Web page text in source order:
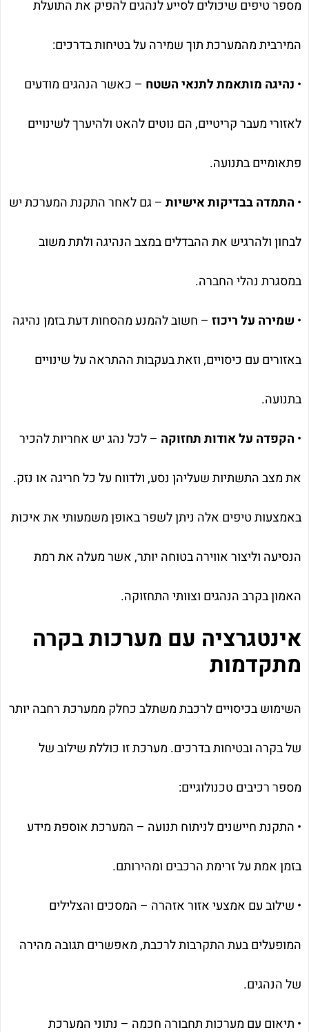
מספר טיפים שיכולים לסייע לנהגים להפיק את התועלת
המירבית מהמערכת תוך שמירה על בטיחות בדרכים:
• נהיגה מותאמת לתנאי השטח – כאשר הנהגים מודעים
לאזורי מעבר קריטיים, הם נוטים להאט ולהיערך לשינויים
פתאומיים בתנועה.
• התמדה בבדיקות אישיות – גם לאחר התקנת המערכת יש
לבחון ולהרגיש את ההבדלים במצב הנהיגה ולתת משוב
במסגרת נהלי החברה.
• שמירה על ריכוז – חשוב להמנע מהסחות דעת בזמן נהיגה
באזורים עם כיסויים, וזאת בעקבות ההתראה על שינויים
בתנועה.
• הקפדה על אודות תחזוקה – לכל נהג יש אחריות להכיר
את מצב התשתיות שעליהן נסע, ולדווח על כל חריגה או נזק.
באמצעות טיפים אלה ניתן לשפר באופן משמעותי את איכות
הנסיעה וליצור אווירה בטוחה יותר, אשר מעלה את רמת
האמון בקרב הנהגים וצוותי התחזוקה.
אינטגרציה עם מערכות בקרה
מתקדמות
השימוש בכיסויים לרכבת משתלב כחלק ממערכת רחבה יותר
של בקרה ובטיחות בדרכים. מערכת זו כוללת שילוב של
מספר רכיבים טכנולוגיים:
• התקנת חיישנים לניתוח תנועה – המערכת אוספת מידע
בזמן אמת על זרימת הרכבים ומהירותם.
• שילוב עם אמצעי אזור אזהרה – המסכים והצלילים
המופעלים בעת התקרבות לרכבת, מאפשרים תגובה מהירה
של הנהגים.
• תיאום עם מערכות תחבורה חכמה – נתוני המערכת